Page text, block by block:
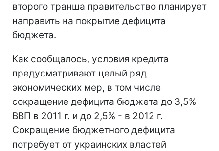
второго транша правительство планирует
направить на покрытие дефицита
бюджета.
Как сообщалось, условия кредита
предусматривают целый ряд
экономических мер, в том числе
сокращение дефицита бюджета до 3,5%
ВВП в 2011 г. и до 2,5% - в 2012 г.
Сокращение бюджетного дефицита
потребует от украинских властей